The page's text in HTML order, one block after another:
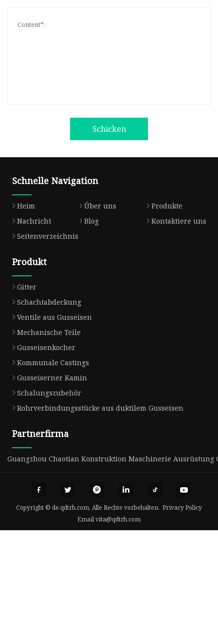
Schicken
Schnelle Navigation
Heim Über uns
Produkte
Nachricht
Blog
Kontaktiere uns
Seitenverzeichnis
Produkt
Gitter
Schachtabdeckung
Ventile aus Gusseisen
Mechanische Teile
Gusseisenkocher
Kommunale Castings
Gusseiserner Kamin
Schalungszubehör
Rohrverbindungsstücke aus duktilem Gusseisen
Partnerfirma
Guangzhou Chaotian Konstruktion Maschinerie Ausrüstung
Copyright © de.qdtrh.com, Alle Rechte vorbehalten. Privacy Policy
Emailvita@qdtrh.com